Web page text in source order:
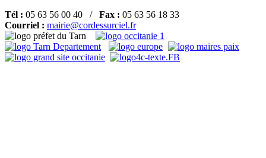
Tél : 05 63 56 00 40 / Fax : 05 63 56 18 33
Courriel : mairie@cordessurciel.fr